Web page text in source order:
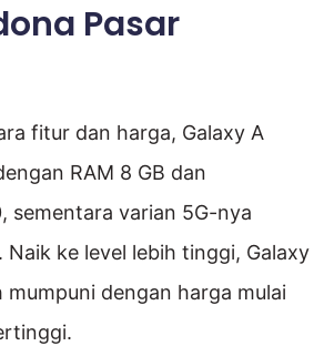
Pasar
fitur dan harga, Galaxy A
RAM 8 GB dan
sementara varian 5G-nya
ke level lebih tinggi, Galaxy
dengan harga mulai